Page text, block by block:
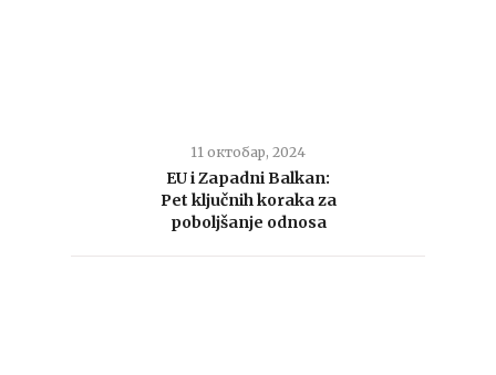
11 октобар, 2024
EU i Zapadni Balkan:
Pet ključnih koraka za
poboljšanje odnosa